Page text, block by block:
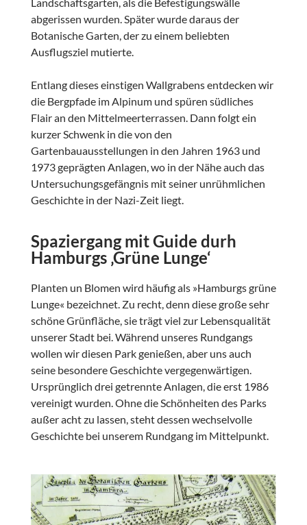
abgerissen wurden. Später wurde daraus der
Botanische Garten, der zu einem beliebten
Ausflugsziel mutierte.
Entlang dieses einstigen Wallgrabens entdecken wir
die Bergpfade im Alpinum und spüren südliches
Flair an den Mittelmeerterrassen. Dann folgt ein
kurzer Schwenk in die von den
Gartenbauausstellungen in den Jahren 1963 und
1973 geprägten Anlagen, wo in der Nähe auch das
Untersuchungsgefängnis mit seiner unrühmlichen
Geschichte in der Nazi-Zeit liegt.
Spaziergang mit Guide durh
Hamburgs ‚Grüne Lunge‘
Planten un Blomen wird häufig als »Hamburgs grüne
Lunge« bezeichnet. Zu recht, denn diese große sehr
schöne Grünfläche, sie trägt viel zur Lebensqualität
unserer Stadt bei. Während unseres Rundgangs
wollen wir diesen Park genießen, aber uns auch
seine besondere Geschichte vergegenwärtigen.
Ursprünglich drei getrennte Anlagen, die erst 1986
vereinigt wurden. Ohne die Schönheiten des Parks
außer acht zu lassen, steht dessen wechselvolle
Geschichte bei unserem Rundgang im Mittelpunkt.